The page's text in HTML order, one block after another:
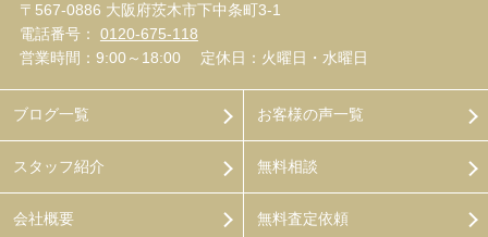
〒567-0886 大阪府茨木市下中条町3-1
電話番号： 0120-675-118
営業時間：9:00～18:00
定休日：火曜日・水曜日
ブログ一覧
スタッフ紹介
会社概要
お客様の声一覧
無料相談
無料査定依頼